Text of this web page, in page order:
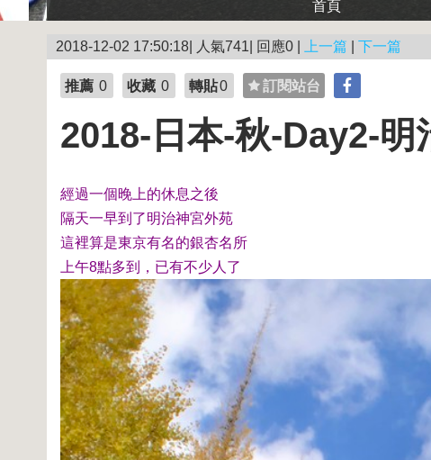
首頁
2018-12-02 17:50:18| 人氣741| 回應0 | 上一篇 下一篇
推薦 0 收藏 0 轉貼0 訂閱站台
2018-日本-秋-Day2-明
經過一個晚上的休息之後
隔天一早到了明治神宮外苑
這裡算是東京有名的銀杏名所
上午8點多到，已有不少人了